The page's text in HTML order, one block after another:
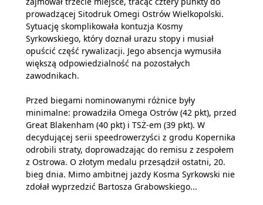
prowadzącej Sitodruk Omegi Ostrów Wielkopolski.
Sytuację skomplikowała kontuzja Kosmy
Syrkowskiego, który doznał urazu stopy i musiał
opuścić część rywalizacji. Jego absencja wymusiła
większą odpowiedzialność na pozostałych
zawodnikach.
Przed biegami nominowanymi różnice były
minimalne: prowadziła Omega Ostrów (42 pkt), przed
Great Blakenham (40 pkt) i TSŻ-em (39 pkt). W
decydującej serii speedrowerzyści z grodu Kopernika
odrobili straty, doprowadzając do remisu z zespołem
z Ostrowa. O złotym medalu przesądził ostatni, 20.
bieg dnia. Mimo ambitnej jazdy Kosma Syrkowski nie
zdołał wyprzedzić Bartosza Grabowskiego...